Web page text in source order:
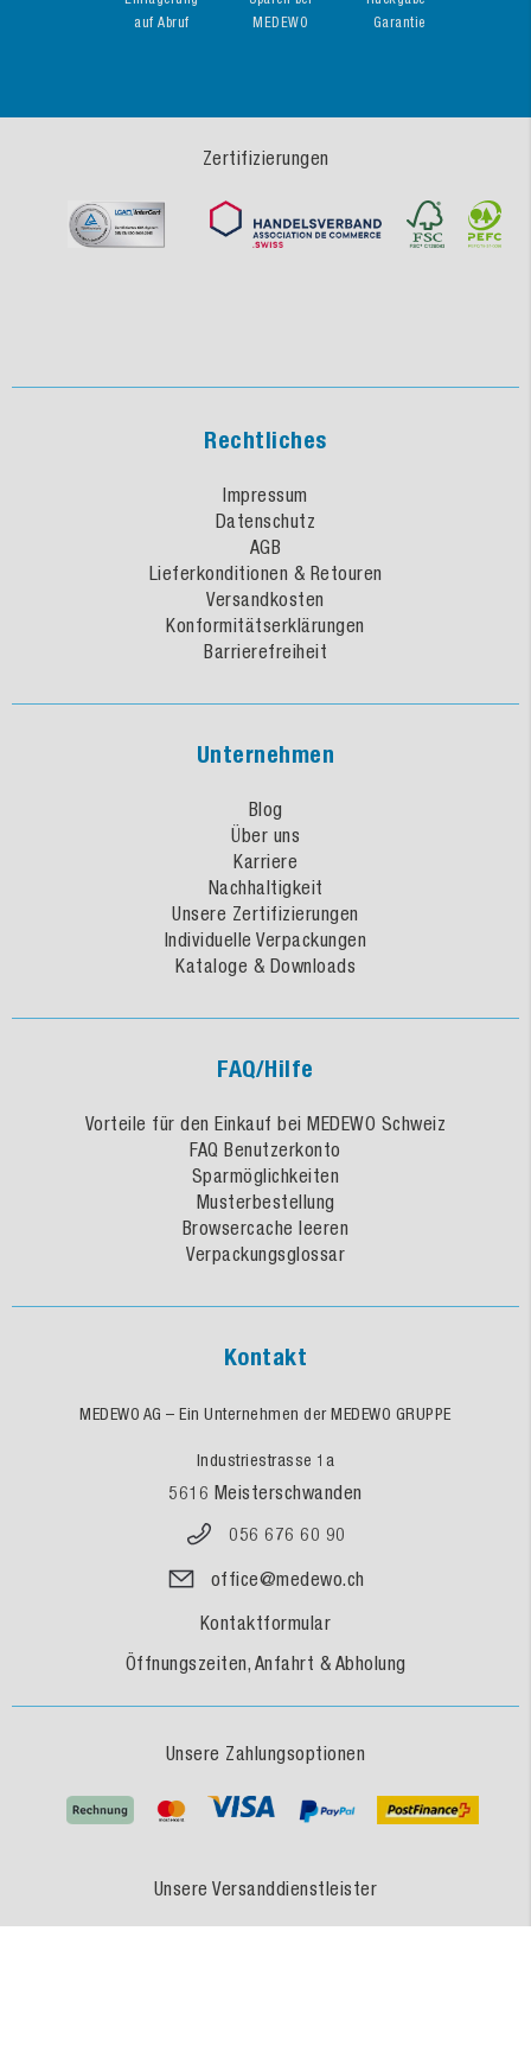
auf Abruf
MEDEWO
Garantie
Zertifizierungen
Rechtliches
Impressum
Datenschutz
AGB
Lieferkonditionen & Retouren
Versandkosten
Konformitätserklärungen
Barrierefreiheit
Unternehmen
Blog
Über uns
Karriere
Nachhaltigkeit
Unsere Zertifizierungen
Individuelle Verpackungen
Kataloge & Downloads
FAQ/Hilfe
Vorteile für den Einkauf bei MEDEWO Schweiz
FAQ Benutzerkonto
Sparmöglichkeiten
Musterbestellung
Browsercache leeren
Verpackungsglossar
Kontakt
MEDEWO AG – Ein Unternehmen der MEDEWO GRUPPE
Industriestrasse 1a
5616 Meisterschwanden
056 676 60 90
office@medewo.ch
Kontaktformular
Öffnungszeiten, Anfahrt & Abholung
Unsere Zahlungsoptionen
Unsere Versanddienstleister